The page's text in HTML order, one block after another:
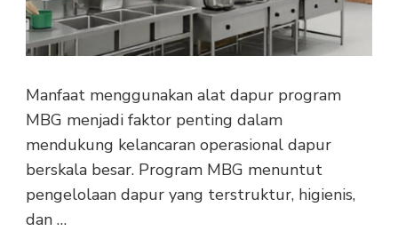
Manfaat menggunakan alat dapur program
MBG menjadi faktor penting dalam
mendukung kelancaran operasional dapur
berskala besar. Program MBG menuntut
pengelolaan dapur yang terstruktur, higienis,
dan …